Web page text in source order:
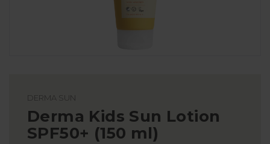
DERMA SUN
Derma Kids Sun Lotion
SPF50+ (150 ml)